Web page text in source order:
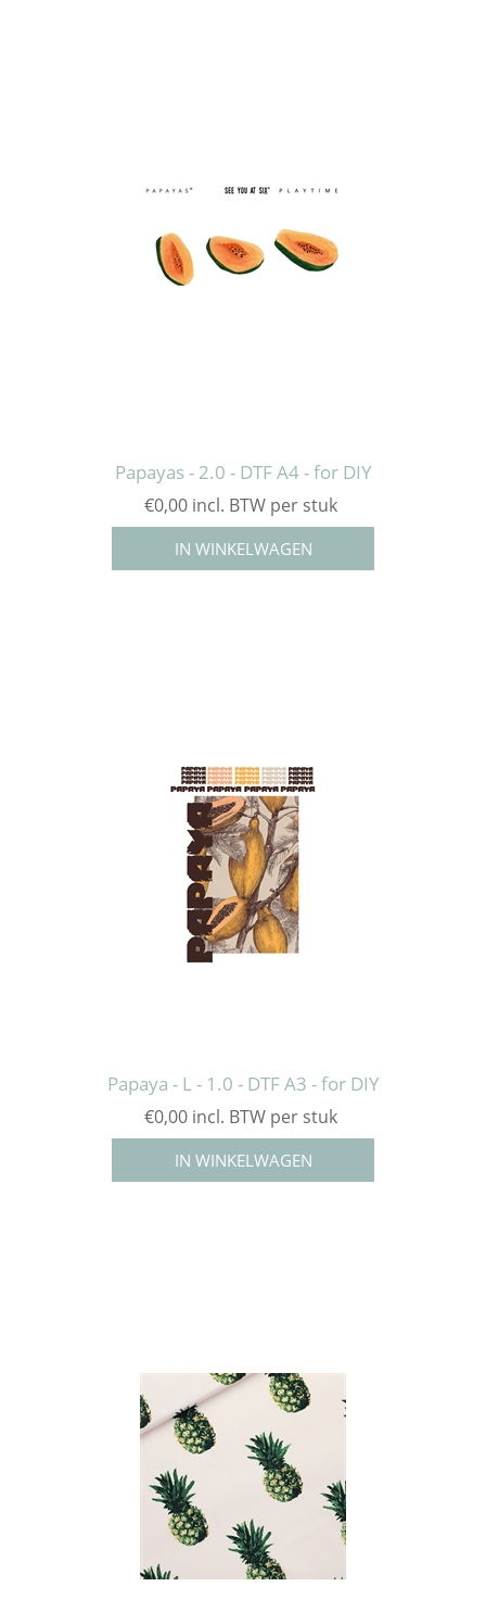
Papayas - 2.0 - DTF A4 - for DIY
€0,00 incl. BTW per stuk
Papaya - L - 1.0 - DTF A3 - for DIY
€0,00 incl. BTW per stuk